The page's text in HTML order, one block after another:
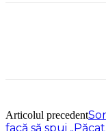
Articolul precedent
facă să spui